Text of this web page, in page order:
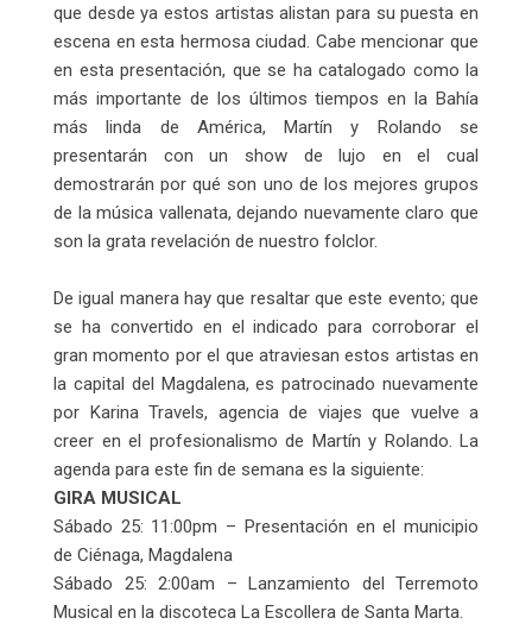
que desde ya estos artistas alistan para su puesta en
escena en esta hermosa ciudad. Cabe mencionar que
en esta presentación, que se ha catalogado como la
más importante de los últimos tiempos en la Bahía
más linda de América, Martín y Rolando se
presentarán con un show de lujo en el cual
demostrarán por qué son uno de los mejores grupos
de la música vallenata, dejando nuevamente claro que
son la grata revelación de nuestro folclor.
De igual manera hay que resaltar que este evento; que
se ha convertido en el indicado para corroborar el
gran momento por el que atraviesan estos artistas en
la capital del Magdalena, es patrocinado nuevamente
por Karina Travels, agencia de viajes que vuelve a
creer en el profesionalismo de Martín y Rolando. La
agenda para este fin de semana es la siguiente:
GIRA MUSICAL
Sábado 25: 11:00pm – Presentación en el municipio
de Ciénaga, Magdalena
Sábado 25: 2:00am – Lanzamiento del Terremoto
Musical en la discoteca La Escollera de Santa Marta.